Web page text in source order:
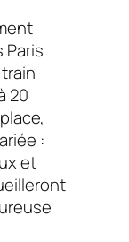
Paris
20
:
et